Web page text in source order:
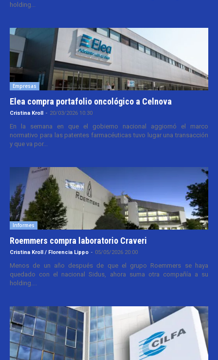
holding...
Empresas
Elea compra portafolio oncológico a Celnova
Cristina Kroll - 20/03/2026 10:30
En la semana en que el gobierno nacional aggiornó el marco
normativo para las patentes farmacéuticas tuvo lugar una transacción
y que va por...
Informes
Roemmers compra laboratorio Craveri
Cristina Kroll / Florencia Lippo - 05/05/2026 20:00
Menos de un año después de que el grupo Roemmers se haya
quedado con el nacional Sidus, ahora suma otra compañía a su
holding....